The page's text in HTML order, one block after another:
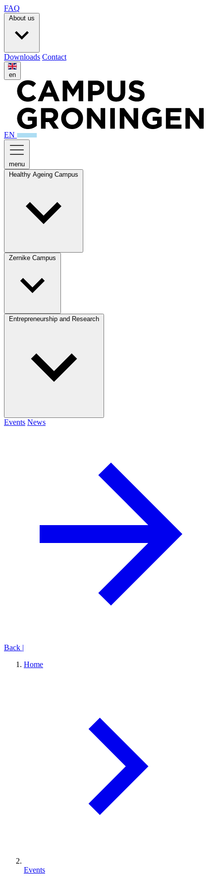
FAQ
About us
Downloads Contact
en
EN
menu
Healthy Ageing Campus
Zernike Campus
Entrepreneurship and Research
Events News
Back |
Home
Events